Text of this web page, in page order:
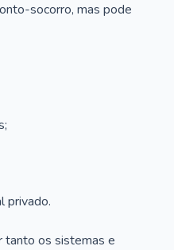
socorro, mas pode
privado.
tanto os sistemas e